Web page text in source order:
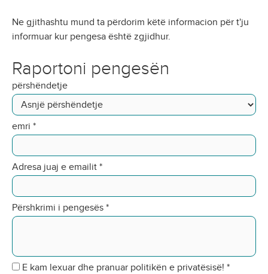
Ne gjithashtu mund ta përdorim këtë informacion për t'ju
informuar kur pengesa është zgjidhur.
Raportoni pengesën
përshëndetje
emri *
Adresa juaj e emailit *
Përshkrimi i pengesës *
E kam lexuar dhe pranuar politikën e privatësisë! *